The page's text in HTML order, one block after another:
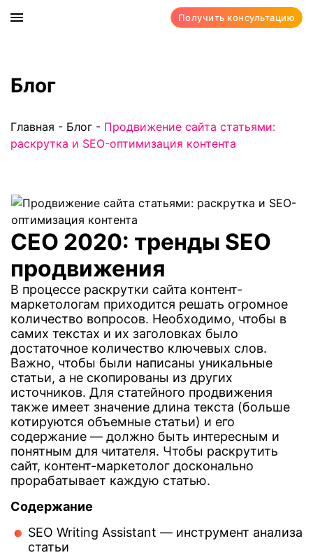
Получить консультацию
Блог
Главная - Блог - Продвижение сайта статьями:
раскрутка и SEO-оптимизация контента
СЕО 2020: тренды SEO
продвижения
В процессе раскрутки сайта контент-
маркетологам приходится решать огромное
количество вопросов. Необходимо, чтобы в
самих текстах и их заголовках было
достаточное количество ключевых слов.
Важно, чтобы были написаны уникальные
статьи, а не скопированы из других
источников. Для статейного продвижения
также имеет значение длина текста (больше
котируются объемные статьи) и его
содержание — должно быть интересным и
понятным для читателя. Чтобы раскрутить
сайт, контент-маркетолог досконально
прорабатывает каждую статью.
Содержание
SEO Writing Assistant — инструмент анализа
статьи